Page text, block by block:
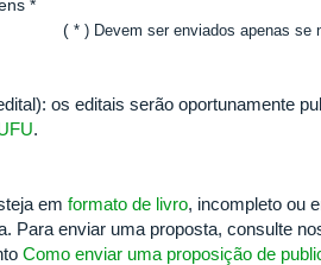
*
* ( * ) Devem ser enviados apenas se
os editais serão oportunamente
.
em formato de livro, incompleto ou
Para enviar uma proposta, consulte
Como enviar uma proposição de